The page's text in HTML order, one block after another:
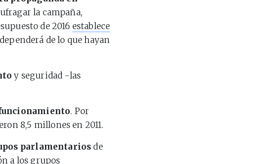
la campaña,
de 2016 establece
de lo que hayan
y seguridad -las
. Por
8,5 millones en 2011.
parlamentarios de
a los grupos